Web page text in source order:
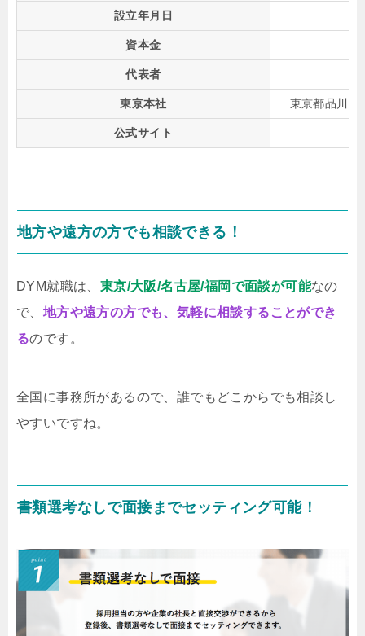
設立年月日
資本金
代表者
東京本社 東京都品川区
公式サイト
地方や遠方の方でも相談できる！
DYM就職は、 東京/大阪/名古屋/福岡で面談が可能なの
で、 地方や遠方の方でも、気軽に相談することができ
るのです。
全国に事務所があるので、誰でもどこからでも相談し
やすいですね。
書類選考なしで面接までセッティング可能！